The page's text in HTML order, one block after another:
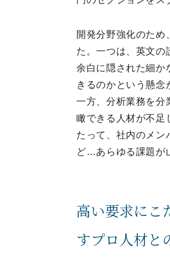
開発分野強化のため
た。一つは、英文の
余白に隠された細か
きるのかという懸念
一方、分析業務を分
瞰できる人材が不足
たって、社内のメン
ど…あらゆる課題が
高い要求にこ
すプロ人材と